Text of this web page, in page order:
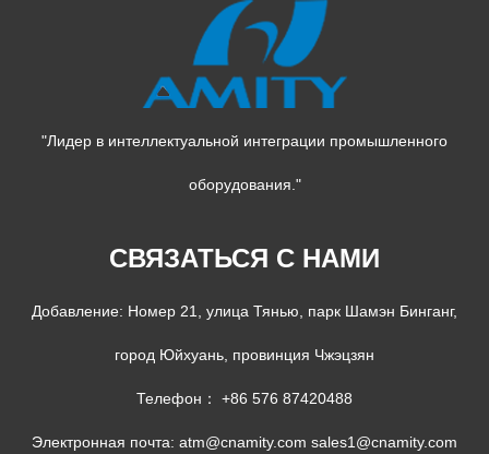
"Лидер в интеллектуальной интеграции промышленного
оборудования."
СВЯЗАТЬСЯ С НАМИ
Добавление: Номер 21, улица Тянью, парк Шамэн Бинганг,
город Юйхуань, провинция Чжэцзян
Телефон： +86 576 87420488
Электронная почта: atm@cnamity.com sales1@cnamity.com